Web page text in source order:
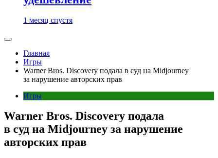
1 месяц спустя
Главная
Игры
Warner Bros. Discovery подала в суд на Midjourney
за нарушение авторских прав
Игры
Warner Bros. Discovery подала
в суд на Midjourney за нарушение
авторских прав